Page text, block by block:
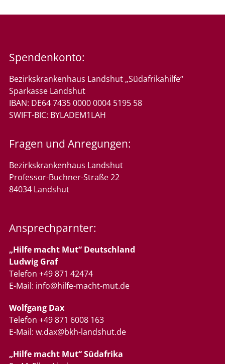
Spendenkonto:
Bezirkskrankenhaus Landshut „Südafrikahilfe“
Sparkasse Landshut
IBAN: DE64 7435 0000 0004 5195 58
SWIFT-BIC: BYLADEM1LAH
Fragen und Anregungen:
Bezirkskrankenhaus Landshut
Professor-Buchner-Straße 22
84034 Landshut
Ansprechparnter:
„Hilfe macht Mut“ Deutschland
Ludwig Graf
Telefon +49 871 42474
E-Mail: info@hilfe-macht-mut.de
Wolfgang Dax
Telefon +49 871 6008 163
E-Mail: w.dax@bkh-landshut.de
„Hilfe macht Mut“Südafrika